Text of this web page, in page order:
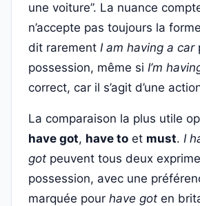
une voiture”. La nuance
n’accepte pas toujours la
dit rarement I am having a car
possession, même si I’m
correct, car il s’agit d’une
La comparaison la plus utile
have got, have to et must. I
got peuvent tous deux
possession, avec une
marquée pour have got en